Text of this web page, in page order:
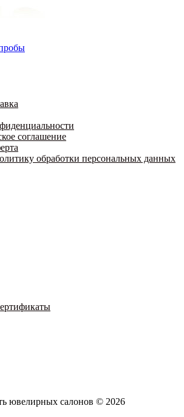
₽.
соглашение
обработки персональных данных
ювелирных салонов © 2026